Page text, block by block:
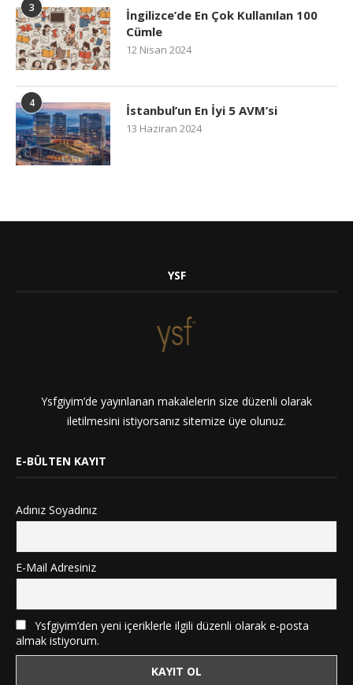
3
İngilizce’de En Çok Kullanılan 100
Cümle
12 Nisan 2024
4 İstanbul’un En İyi 5 AVM’si
13 Haziran 2024
YSF
Ysfgiyim’de yayınlanan makalelerin size düzenli olarak
iletilmesini istiyorsanız sitemize üye olunuz.
E-BÜLTEN KAYIT
Adınız Soyadınız
E-Mail Adresiniz
Ysfgiyim’den yeni içeriklerle ilgili düzenli olarak e-posta
almak istiyorum.